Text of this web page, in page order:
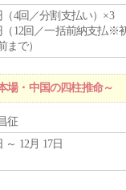
（4回／分割支払い）×3
（12回／一括前納支払※
まで）
場・中国の四柱推命～
征
～ 12月 17日